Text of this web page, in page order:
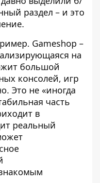
раздел – и это
Gameshop –
на
большой
консолей, игр
Это не «иногда
часть
в
реальный